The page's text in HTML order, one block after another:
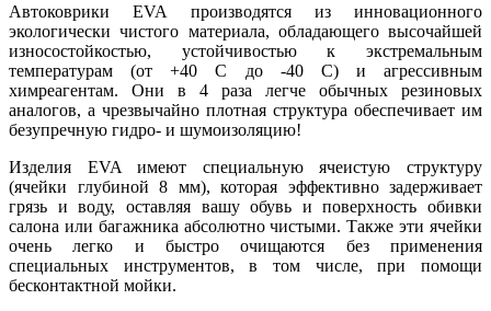
Автоковрики EVA производятся из инновационного
экологически чистого материала, обладающего высочайшей
износостойкостью, устойчивостью к экстремальным
температурам (от +40 С до -40 С) и агрессивным
химреагентам. Они в 4 раза легче обычных резиновых
аналогов, а чрезвычайно плотная структура обеспечивает им
безупречную гидро- и шумоизоляцию!
Изделия EVA имеют специальную ячеистую структуру
(ячейки глубиной 8 мм), которая эффективно задерживает
грязь и воду, оставляя вашу обувь и поверхность обивки
салона или багажника абсолютно чистыми. Также эти ячейки
очень легко и быстро очищаются без применения
специальных инструментов, в том числе, при помощи
бесконтактной мойки.